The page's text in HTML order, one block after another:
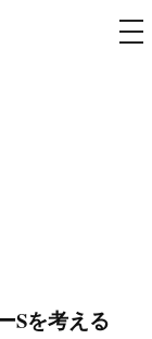
メ
ニ
Sを考える